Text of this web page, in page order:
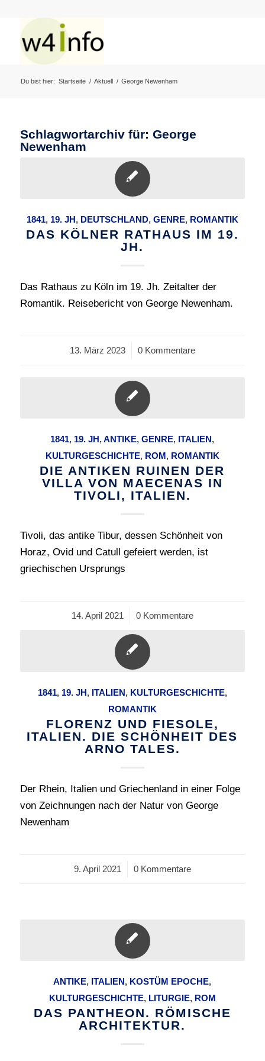
Du bist hier: Startseite / Aktuell / George Newenham
Schlagwortarchiv für: George
Newenham
1841, 19. JH, DEUTSCHLAND, GENRE, ROMANTIK
DAS KÖLNER RATHAUS IM 19.
JH.
Das Rathaus zu Köln im 19. Jh. Zeitalter der
Romantik. Reisebericht von George Newenham.
13. März 2023
/ 0 Kommentare
1841, 19. JH,ANTIKE,GENRE, ITALIEN,
KULTURGESCHICHTE, ROM, ROMANTIK
DIE ANTIKEN RUINEN DER
VILLA VON MAECENAS IN
TIVOLI, ITALIEN.
Tivoli, das antike Tibur, dessen Schönheit von
Horaz, Ovid und Catull gefeiert werden, ist
griechischen Ursprungs
14. April 2021
/ 0 Kommentare
1841, 19. JH, ITALIEN, KULTURGESCHICHTE,
ROMANTIK
FLORENZ UND FIESOLE,
ITALIEN. DIE SCHÖNHEIT DES
ARNO TALES.
Der Rhein, Italien und Griechenland in einer Folge
von Zeichnungen nach der Natur von George
Newenham
9. April 2021
/ 0 Kommentare
ANTIKE, ITALIEN, KOSTÜM EPOCHE,
KULTURGESCHICHTE, LITURGIE, ROM
DAS PANTHEON. RÖMISCHE
ARCHITEKTUR.